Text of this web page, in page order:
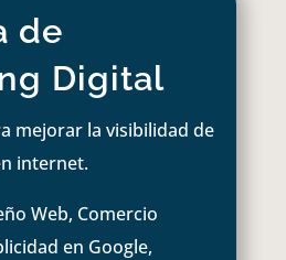
de
Digital
mejorar la visibilidad de
internet.
Web, Comercio
en Google,